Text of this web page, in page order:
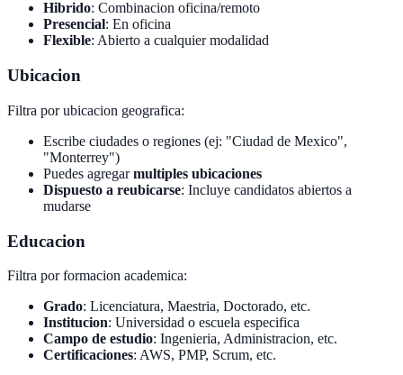
Hibrido: Combinacion oficina/remoto
Presencial: En oficina
Flexible: Abierto a cualquier modalidad
Ubicacion
Filtra por ubicacion geografica:
Escribe ciudades o regiones (ej: "Ciudad de Mexico",
"Monterrey")
Puedes agregarmultiples ubicaciones
Dispuesto a reubicarse: Incluye candidatos abiertos a
mudarse
Educacion
Filtra por formacion academica:
Grado: Licenciatura, Maestria, Doctorado, etc.
Institucion: Universidad o escuela especifica
Campo de estudio: Ingenieria, Administracion, etc.
Certificaciones: AWS, PMP, Scrum, etc.